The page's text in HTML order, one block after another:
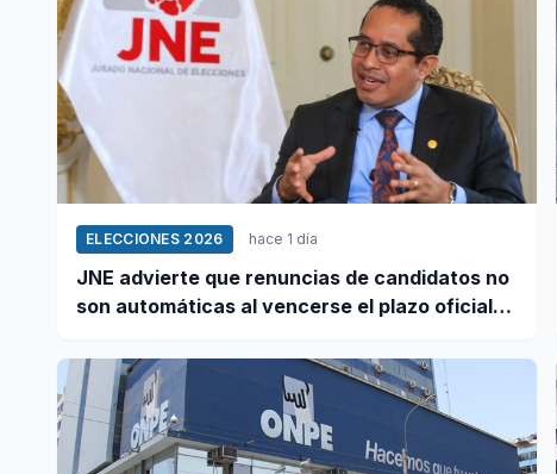
ELECCIONES 2026 hace 1 día
JNE advierte que renuncias de candidatos no
son automáticas al vencerse el plazo oficial